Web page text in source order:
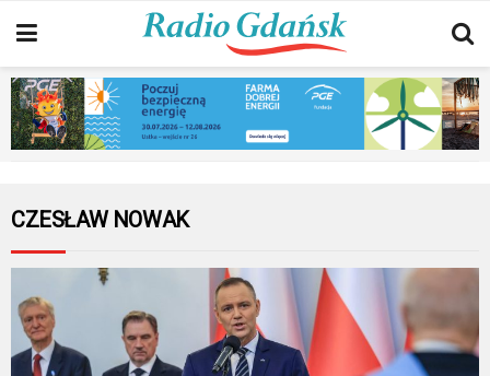
CZESŁAW NOWAK